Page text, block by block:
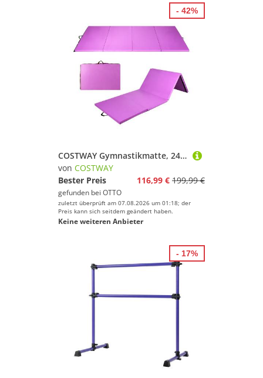
COSTWAY Gymnastikmatte, 240 x 120 x 5 cm Yogamatte klappbar
von COSTWAY
Bester Preis
116,99 € 199,99 €
gefunden bei OTTO
zuletzt überprüft am 07.08.2026 um 01:18; der
Preis kann sich seitdem geändert haben.
Keine weiteren Anbieter
- 42%
- 17%